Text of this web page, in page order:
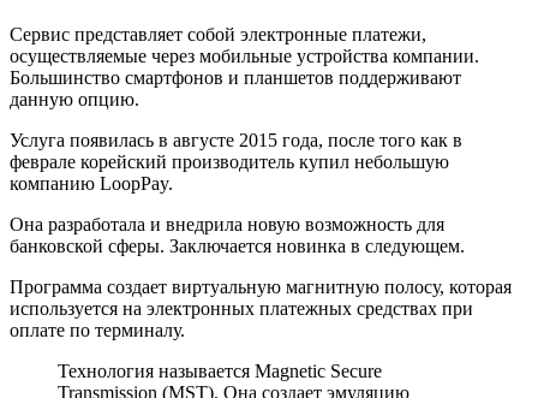
Сервис представляет собой электронные платежи,
осуществляемые через мобильные устройства компании.
Большинство смартфонов и планшетов поддерживают
данную опцию.
Услуга появилась в августе 2015 года, после того как в
феврале корейский производитель купил небольшую
компанию LoopPay.
Она разработала и внедрила новую возможность для
банковской сферы. Заключается новинка в следующем.
Программа создает виртуальную магнитную полосу, которая
используется на электронных платежных средствах при
оплате по терминалу.
Технология называется Magnetic Secure
Transmission (MST). Она создает эмуляцию